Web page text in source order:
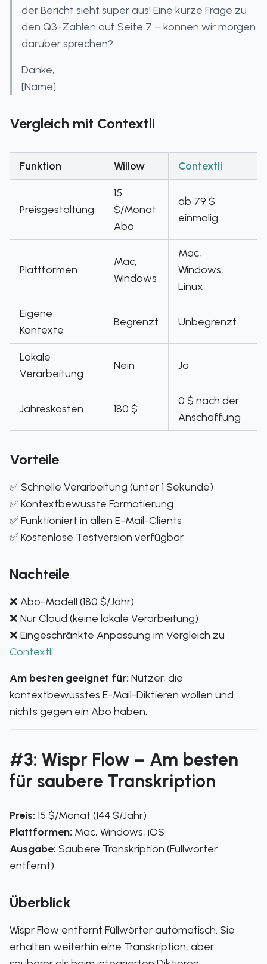
der Bericht sieht super aus! Eine kurze Frage zu
den Q3-Zahlen auf Seite 7 – können wir morgen
darüber sprechen?
Danke,
[Name]
Vergleich mit Contextli
Funktion Willow Contextli
Preisgestaltung
15
$/Monat
Abo
ab 79 $
einmalig
Plattformen
Mac,
Windows
Mac,
Windows,
Linux
Eigene
Kontexte
Begrenzt Unbegrenzt
Lokale
Verarbeitung
Nein Ja
Jahreskosten 180 $
0 $ nach der
Anschaffung
Vorteile
✅ Schnelle Verarbeitung (unter 1 Sekunde)
✅ Kontextbewusste Formatierung
✅ Funktioniert in allen E-Mail-Clients
✅ Kostenlose Testversion verfügbar
Nachteile
❌ Abo-Modell (180 $/Jahr)
❌ Nur Cloud (keine lokale Verarbeitung)
❌ Eingeschränkte Anpassung im Vergleich zu
Contextli
Am besten geeignet für: Nutzer, die
kontextbewusstes E-Mail-Diktieren wollen und
nichts gegen ein Abo haben.
#3: Wispr Flow – Am besten
für saubere Transkription
Preis: 15 $/Monat (144 $/Jahr)
Plattformen: Mac, Windows, iOS
Ausgabe: Saubere Transkription (Füllwörter
entfernt)
Überblick
Wispr Flow entfernt Füllwörter automatisch. Sie
erhalten weiterhin eine Transkription, aber